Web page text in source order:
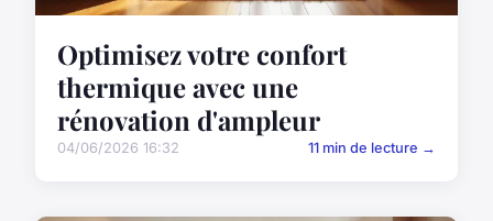
Optimisez votre confort
thermique avec une
rénovation d'ampleur
04/06/2026 16:32 11 min de lecture →